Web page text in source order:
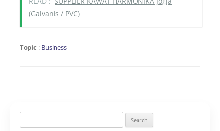
(Galvanis / PVC)
Topic : Business